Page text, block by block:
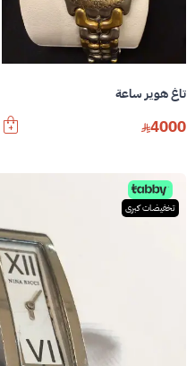
تاغ هوير ساعة
4000
تخفيضات كبرى